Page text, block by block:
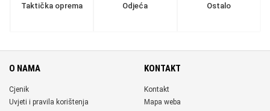
Taktička oprema Odjeća Ostalo
O NAMA
Cjenik
Uvjeti i pravila korištenja
KONTAKT
Kontakt
Mapa weba